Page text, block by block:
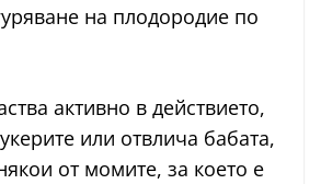
на плодородие по
активно в действието,
или отвлича бабата,
от момите, за което е